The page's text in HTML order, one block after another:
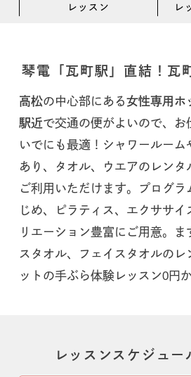
レッスン レ
琴電「瓦町駅」直結！瓦
高松の中心部にある女性専用ホ
駅近で交通の便がよいので、お
いでにも最適！シャワールーム
あり、タオル、ウエアのレンタ
ご利用いただけます。プログラ
じめ、ピラティス、エクササ
リエーション豊富にご用意。
スタオル、フェイスタオルのレ
ットの手ぶら体験レッスン0円
レッスンスケジュー